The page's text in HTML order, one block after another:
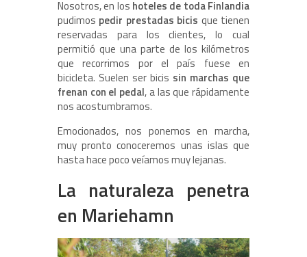
Nosotros, en los hoteles de toda Finlandia
pudimos pedir prestadas bicis que tienen
reservadas para los clientes, lo cual
permitió que una parte de los kilómetros
que recorrimos por el país fuese en
bicicleta. Suelen ser bicis sin marchas que
frenan con el pedal, a las que rápidamente
nos acostumbramos.
Emocionados, nos ponemos en marcha,
muy pronto conoceremos unas islas que
hasta hace poco veíamos muy lejanas.
La naturaleza penetra
en Mariehamn